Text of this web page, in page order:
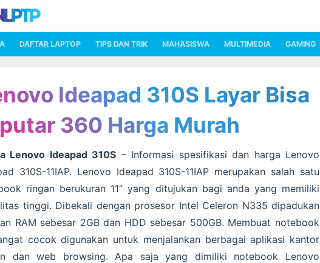
DAFTAR LAPTOP TIPS DAN TRIK MAHASISWA MULTIMEDIA GAMING
Ideapad 310S Layar Bisa
360 Harga Murah
Lenovo Ideapad 310S – Informasi spesifikasi dan harga Lenovo
310S-11IAP. Lenovo Ideapad 310S-11IAP merupakan salah satu
ringan berukuran 11” yang ditujukan bagi anda yang memiliki
tinggi. Dibekali dengan prosesor Intel Celeron N335 dipadukan
RAM sebesar 2GB dan HDD sebesar 500GB. Membuat notebook
cocok digunakan untuk menjalankan berbagai aplikasi kantor
dan web browsing. Apa saja yang dimiliki notebook Lenovo